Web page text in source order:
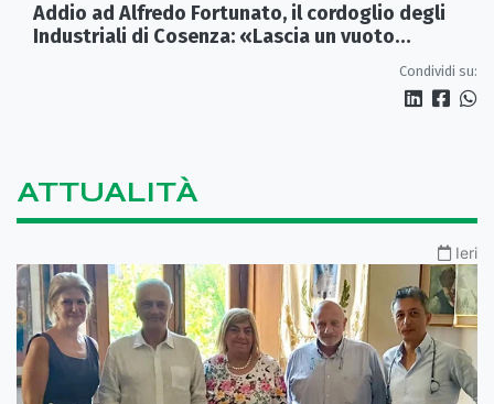
Addio ad Alfredo Fortunato, il cordoglio degli
Industriali di Cosenza: «Lascia un vuoto
Condividi su:
ATTUALITÀ
Ieri